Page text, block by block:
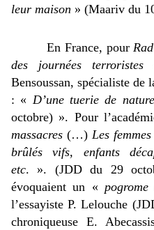
leur maison » (Maariv du
En France, pour
des journées terroristes
Bensoussan, spécialiste de
: « D’une tuerie de
octobre) ». Pour
massacres (…) Les
brûlés vifs, enfants
etc. ». (JDD du 29
évoquaient un «
l’essayiste P. Lelouche
chroniqueuse E.